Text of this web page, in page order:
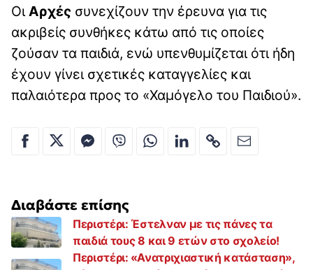
Οι Αρχές συνεχίζουν την έρευνα για τις
ακριβείς συνθήκες κάτω από τις οποίες
ζούσαν τα παιδιά, ενώ υπενθυμίζεται ότι ήδη
έχουν γίνει σχετικές καταγγελίες και
παλαιότερα προς το «Χαμόγελο του Παιδιού».
Διαβάστε επίσης
Περιστέρι: Έστελναν με τις πάνες τα
παιδιά τους 8 και 9 ετών στο σχολείο!
Περιστέρι: «Ανατριχιαστική κατάσταση»,